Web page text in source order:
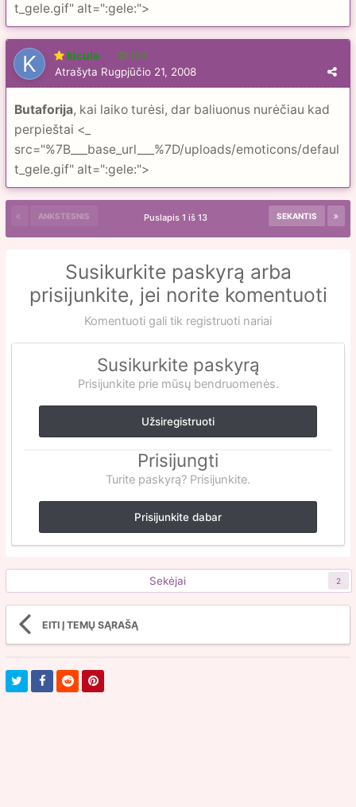
t_gele.gif" alt=":gele:">
kicule 104
Atrašyta Rugpjūčio 21, 2008
Butaforija, kai laiko turėsi, dar baliuonus nurėčiau kad
perpieštai <_
src="%7B___base_url___%7D/uploads/emoticons/defaul
t_gele.gif" alt=":gele:">
ANKSTESNIS SEKANTIS
Puslapis 1 iš 13
Susikurkite paskyrą arba
prisijunkite, jei norite komentuoti
Komentuoti gali tik registruoti nariai
Susikurkite paskyrą
Prisijunkite prie mūsų bendruomenės.
Užsiregistruoti
Prisijungti
Turite paskyrą? Prisijunkite.
Prisijunkite dabar
Sekėjai 2
EITI Į TEMŲ SĄRAŠĄ